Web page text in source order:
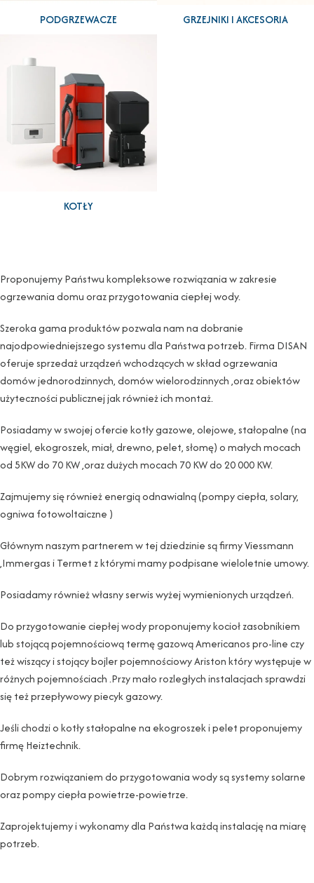
PODGRZEWACZE GRZEJNIKI I AKCESORIA
KOTŁY
Proponujemy Państwu kompleksowe rozwiązania w zakresie
ogrzewania domu oraz przygotowania ciepłej wody.
Szeroka gama produktów pozwala nam na dobranie
najodpowiedniejszego systemu dla Państwa potrzeb. Firma DISAN
oferuje sprzedaż urządzeń wchodzących w skład ogrzewania
domów jednorodzinnych, domów wielorodzinnych ,oraz obiektów
użyteczności publicznej jak również ich montaż.
Posiadamy w swojej ofercie kotły gazowe, olejowe, stałopalne (na
węgiel, ekogroszek, miał, drewno, pelet, słomę) o małych mocach
od 5KW do 70 KW ,oraz dużych mocach 70 KW do 20 000 KW.
Zajmujemy się również energią odnawialną (pompy ciepła, solary,
ogniwa fotowoltaiczne )
Głównym naszym partnerem w tej dziedzinie są firmy Viessmann
,Immergas i Termet z którymi mamy podpisane wieloletnie umowy.
Posiadamy również własny serwis wyżej wymienionych urządzeń.
Do przygotowanie ciepłej wody proponujemy kocioł zasobnikiem
lub stojącą pojemnościową termę gazową Americanos pro-line czy
też wiszący i stojący bojler pojemnościowy Ariston który występuje w
różnych pojemnościach .Przy mało rozległych instalacjach sprawdzi
się też przepływowy piecyk gazowy.
Jeśli chodzi o kotły stałopalne na ekogroszek i pelet proponujemy
firmę Heiztechnik.
Dobrym rozwiązaniem do przygotowania wody są systemy solarne
oraz pompy ciepła powietrze-powietrze.
Zaprojektujemy i wykonamy dla Państwa każdą instalację na miarę
potrzeb.